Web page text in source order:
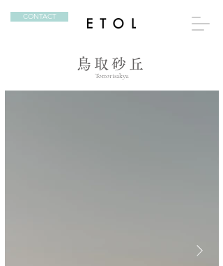
CONTACT
鳥取砂丘
Tottorisakyu